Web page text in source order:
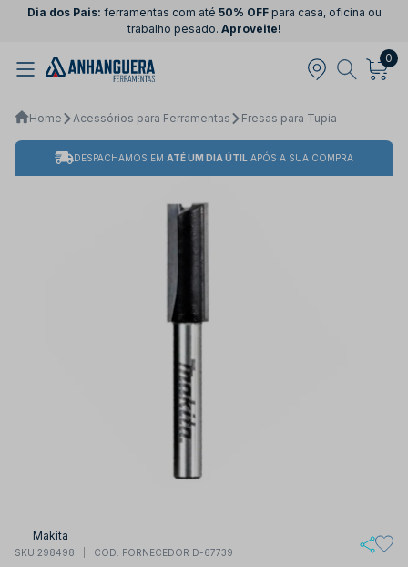
Dia dos Pais: ferramentas com até 50% OFFpara casa, oficina ou
trabalho pesado. Aproveite!
0
Home Acessórios para Ferramentas Fresas para Tupia
DESPACHAMOS EM ATÉ UM DIA ÚTIL APÓS A SUA COMPRA
Makita
SKU 298498 COD. FORNECEDOR D-67739